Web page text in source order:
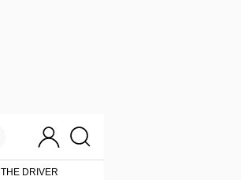
THE DRIVER